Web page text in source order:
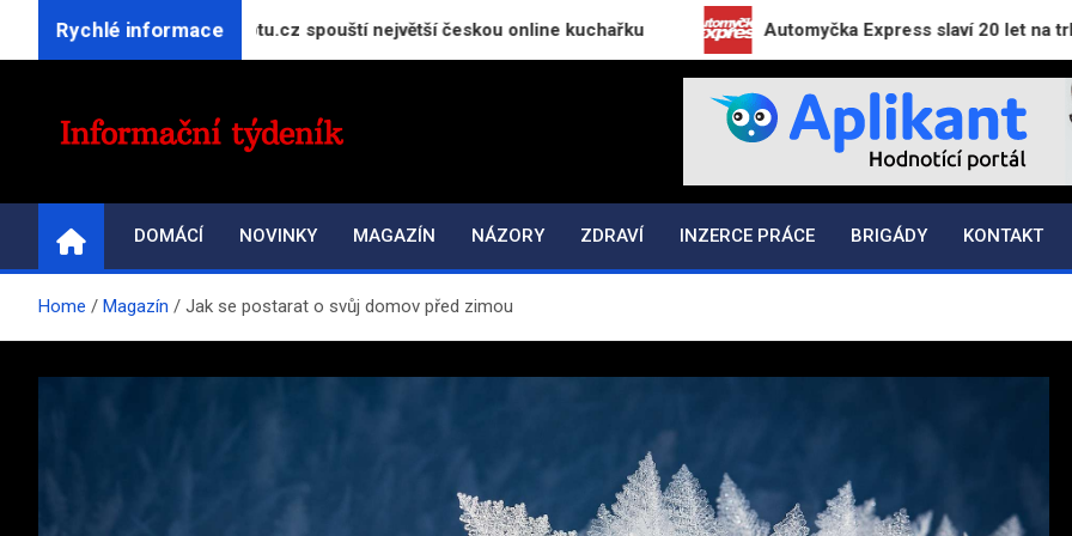
Rychlé informace
GeneratorReceptu.cz spouští největší českou online kuchařku Automyčka Express slaví 20 let na trhu novou
INFORMAČNÍ-TÝDENÍK.CZ
DOMÁCÍ NOVINKY MAGAZÍN NÁZORY ZDRAVÍ INZERCE PRÁCE BRIGÁDY KONTAKT
Home Magazín Jak se postarat o svůj domov před zimou